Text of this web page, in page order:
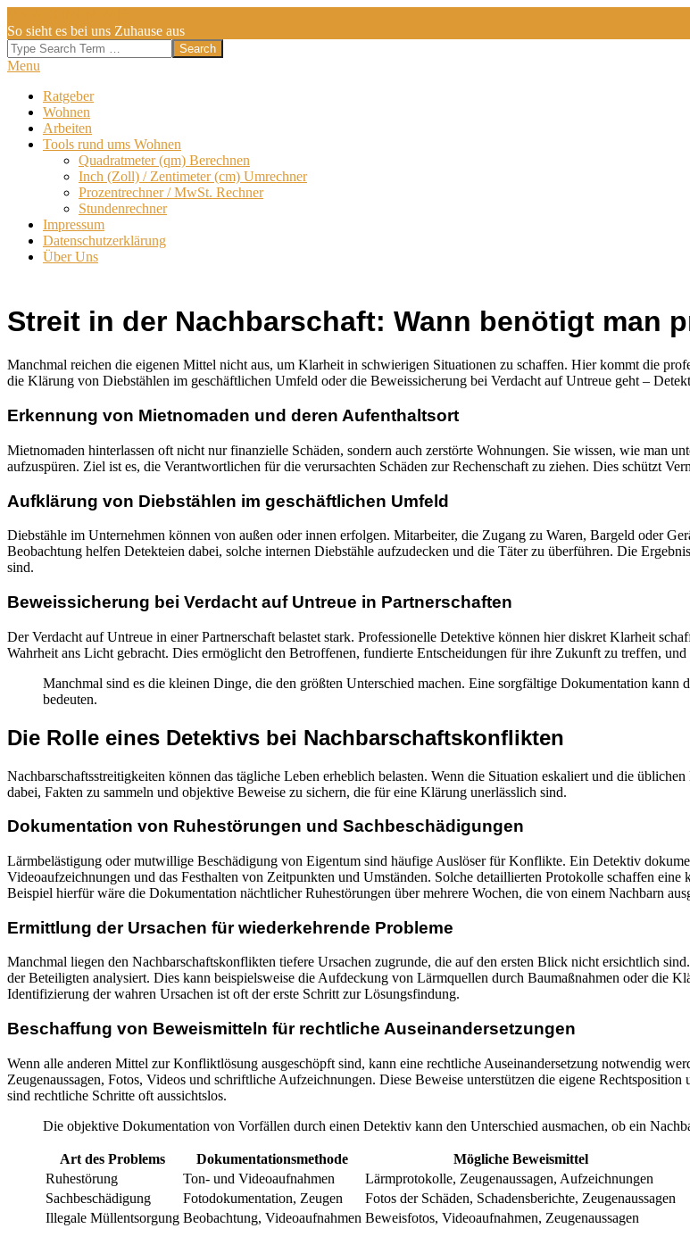
to
content
So sieht es bei uns Zuhause aus
Search
Secondary
Menu
Menu
Ratgeber
Wohnen
Arbeiten
Tools rund ums Wohnen
Quadratmeter (qm) Berechnen
Inch (Zoll) / Zentimeter (cm) Umrechner
Prozentrechner / MwSt. Rechner
Stundenrechner
Impressum
Datenschutzerklärung
Über Uns
Streit in der Nachbarschaft: Wann benötigt man
Manchmal reichen die eigenen Mittel nicht aus, um Klarheit in schwierigen Situationen zu schaffen. Hier kommt die
die Klärung von Diebstählen im geschäftlichen Umfeld oder die Beweissicherung bei Verdacht auf Untreue geht –
Erkennung von Mietnomaden und deren Aufenthaltsort
Mietnomaden hinterlassen oft nicht nur finanzielle Schäden, sondern auch zerstörte Wohnungen. Sie wissen, wie man
aufzuspüren. Ziel ist es, die Verantwortlichen für die verursachten Schäden zur Rechenschaft zu ziehen. Dies schützt
Aufklärung von Diebstählen im geschäftlichen Umfeld
Diebstähle im Unternehmen können von außen oder innen erfolgen. Mitarbeiter, die Zugang zu Waren, Bargeld oder
Beobachtung helfen Detekteien dabei, solche internen Diebstähle aufzudecken und die Täter zu überführen. Die
sind.
Beweissicherung bei Verdacht auf Untreue in Partnerschaften
Der Verdacht auf Untreue in einer Partnerschaft belastet stark. Professionelle Detektive können hier diskret Klarheit
Wahrheit ans Licht gebracht. Dies ermöglicht den Betroffenen, fundierte Entscheidungen für ihre Zukunft zu treffen,
Manchmal sind es die kleinen Dinge, die den größten Unterschied machen. Eine sorgfältige Dokumentation
bedeuten.
Die Rolle eines Detektivs bei Nachbarschaftskonflikten
Nachbarschaftsstreitigkeiten können das tägliche Leben erheblich belasten. Wenn die Situation eskaliert und die
dabei, Fakten zu sammeln und objektive Beweise zu sichern, die für eine Klärung unerlässlich sind.
Dokumentation von Ruhestörungen und Sachbeschädigungen
Lärmbelästigung oder mutwillige Beschädigung von Eigentum sind häufige Auslöser für Konflikte. Ein Detektiv
Videoaufzeichnungen und das Festhalten von Zeitpunkten und Umständen. Solche detaillierten Protokolle schaffen
Beispiel hierfür wäre die Dokumentation nächtlicher Ruhestörungen über mehrere Wochen, die von einem Nachbarn
Ermittlung der Ursachen für wiederkehrende Probleme
Manchmal liegen den Nachbarschaftskonflikten tiefere Ursachen zugrunde, die auf den ersten Blick nicht ersichtlich sind.
der Beteiligten analysiert. Dies kann beispielsweise die Aufdeckung von Lärmquellen durch Baumaßnahmen oder die
Identifizierung der wahren Ursachen ist oft der erste Schritt zur Lösungsfindung.
Beschaffung von Beweismitteln für rechtliche Auseinandersetzungen
Wenn alle anderen Mittel zur Konfliktlösung ausgeschöpft sind, kann eine rechtliche Auseinandersetzung notwendig
Zeugenaussagen, Fotos, Videos und schriftliche Aufzeichnungen. Diese Beweise unterstützen die eigene
sind rechtliche Schritte oft aussichtslos.
Die objektive Dokumentation von Vorfällen durch einen Detektiv kann den Unterschied ausmachen, ob ein
Art des Problems Dokumentationsmethode
Mögliche Beweismittel
Ruhestörung
Ton- und Videoaufnahmen
Lärmprotokolle, Zeugenaussagen, Aufzeichnungen
Sachbeschädigung
Fotodokumentation, Zeugen
Fotos der Schäden, Schadensberichte, Zeugenaussagen
Illegale Müllentsorgung Beobachtung, Videoaufnahmen Beweisfotos, Videoaufnahmen, Zeugenaussagen